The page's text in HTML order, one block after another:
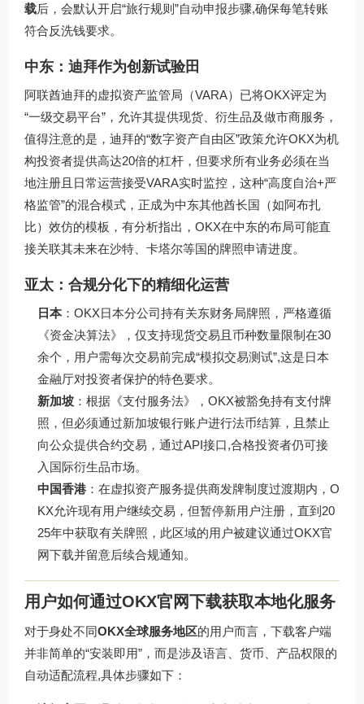
载后，会默认开启“旅行规则”自动申报步骤,确保每笔转账
符合反洗钱要求。
中东：迪拜作为创新试验田
阿联酋迪拜的虚拟资产监管局（VARA）已将OKX评定为
“一级交易平台”，允许其提供现货、衍生品及做市商服务，
值得注意的是，迪拜的“数字资产自由区”政策允许OKX为机
构投资者提供高达20倍的杠杆，但要求所有业务必须在当
地注册且日常运营接受VARA实时监控，这种“高度自治+严
格监管”的混合模式，正成为中东其他酋长国（如阿布扎
比）效仿的模板，有分析指出，OKX在中东的布局可能直
接关联其未来在沙特、卡塔尔等国的牌照申请进度。
亚太：合规分化下的精细化运营
日本：OKX日本分公司持有关东财务局牌照，严格遵循
《资金决算法》，仅支持现货交易且币种数量限制在30
余个，用户需每次交易前完成“模拟交易测试”,这是日本
金融厅对投资者保护的特色要求。
新加坡 ：根据《支付服务法》，OKX被豁免持有支付牌
照，但必须通过新加坡银行账户进行法币结算，且禁止
向公众提供合约交易，通过API接口,合格投资者仍可接
入国际衍生品市场。
中国香港：在虚拟资产服务提供商发牌制度过渡期内，O
KX允许现有用户继续交易，但暂停新用户注册，直到20
25年中获取有关牌照，此区域的用户被建议通过OKX官
网下载并留意后续合规通知。
用户如何通过OKX官网下载获取本地化服务
对于身处不同OKX全球服务地区的用户而言，下载客户端
并非简单的“安装即用”，而是涉及语言、货币、产品权限的
自动适配流程,具体步骤如下：